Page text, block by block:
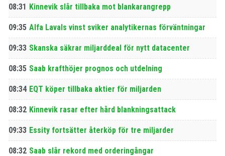
08:31 Kinnevik slår tillbaka mot blankarangrepp
09:35 Alfa Lavals vinst sviker analytikernas förväntningar
09:33 Skanska säkrar miljarddeal för nytt datacenter
08:35 Saab krafthöjer prognos och utdelning
08:34 EQT köper tillbaka aktier för miljarden
08:32 Kinnevik rasar efter hård blankningsattack
09:33 Essity fortsätter återköp för tre miljarder
08:32 Saab slår rekord med orderingångar